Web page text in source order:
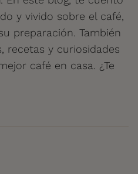
y vivido sobre el café,
preparación. También
recetas y curiosidades
café en casa. ¿Te